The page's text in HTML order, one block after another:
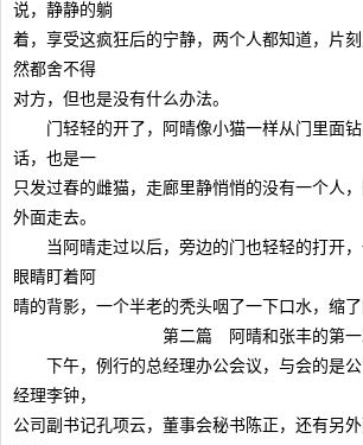
说，静静的躺
着，享受这疯狂后的宁静，两个人都知道，片
然都舍不得
对方，但也是没有什么办法。
门轻轻的开了，阿晴像小猫一样从门里面钻
话，也是一
只发过春的雌猫，走廊里静悄悄的没有一个人
外面走去。
当阿晴走过以后，旁边的门也轻轻的打开，
眼睛盯着阿
晴的背影，一个半老的秃头咽了一下口水，缩了
第二篇 阿晴和张丰的第一次
下午，例行的总经理办公会议，与会的是公
经理李钟，
公司副书记孔项云，董事会秘书陈正，还有另